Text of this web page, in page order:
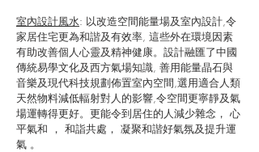
室內設計風水: 以改造空間能量場及室內設計,令
家居住宅更為和諧及有效率, 這些外在環境因素
有助改善個人心靈及精神健康。設計融匯了中國
傳統易學文化及西方氣場知識, 善用能量晶石與
音樂及現代科技規劃佈置室內空間,選用適合人類
天然物料減低輻射對人的影響,令空間更寧靜及氣
場運轉得更好。更能令到居住的人減少雜念， 心
平氣和 ， 和詣共處， 凝聚和諧好氣氛及提升運
氣 。